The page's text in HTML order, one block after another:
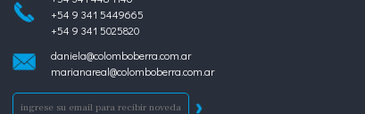
+54 9 341 5449665
+54 9 341 5025820
daniela@colomboberra.com.ar
marianareal@colomboberra.com.ar